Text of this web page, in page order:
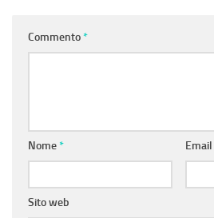
Commento*
Nome* Email
Sito web